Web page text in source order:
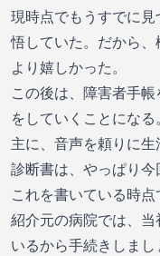
現時点でもうすでに
悟していた。だから
より嬉しかった。
この後は、障害者手
をしていくことになる。
主に、音声を頼りに生
診断書は、やっぱり
これを書いている時点
紹介元の病院では、
いるから手続きしま